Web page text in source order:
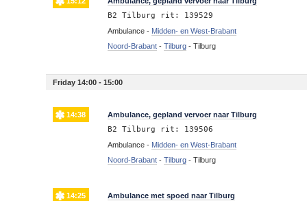
B2 Tilburg rit: 139529
Ambulance - Midden- en West-Brabant
Noord-Brabant -Tilburg -Tilburg
Friday 14:00 - 15:00
14:38 Ambulance, gepland vervoer naar Tilburg
B2 Tilburg rit: 139506
Ambulance - Midden- en West-Brabant
Noord-Brabant -Tilburg -Tilburg
14:25 Ambulance met spoed naar Tilburg